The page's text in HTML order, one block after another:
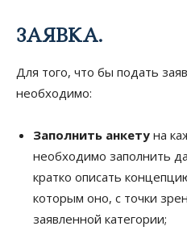
ЗАЯВКА.
Для того, что бы подать
необходимо:
Заполнить анкету на
необходимо заполнить
кратко описать
которым оно, с точки
заявленной категории;